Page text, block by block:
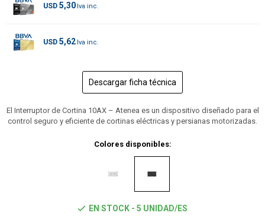
USD 5,30
USD 5,62
Descargar ficha técnica
El Interruptor de Cortina 10AX – Atenea es un dispositivo diseñado para el
control seguro y eficiente de cortinas eléctricas y persianas motorizadas.
Colores disponibles:
EN STOCK - 5 UNIDAD/ES